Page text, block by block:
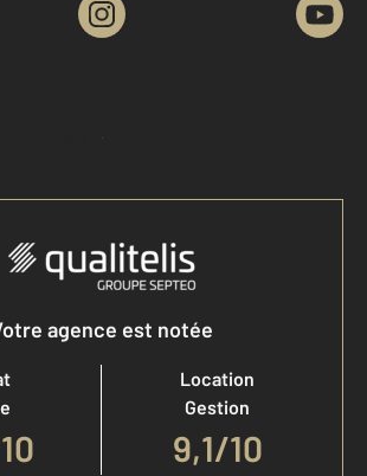
Accéder à mon compte
agence est notée
10
Location
Gestion
9,1/10